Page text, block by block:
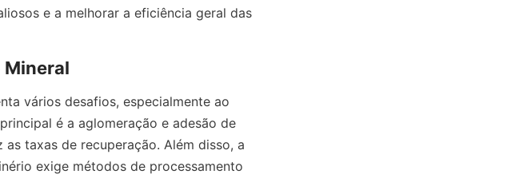
e a melhorar a eficiência geral das
vários desafios, especialmente ao
é a aglomeração e adesão de
taxas de recuperação. Além disso, a
exige métodos de processamento